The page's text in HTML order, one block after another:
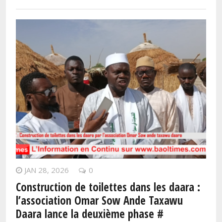
JAN 28, 2026 0
Construction de toilettes dans les daara :
l’association Omar Sow Ande Taxawu
Daara lance la deuxième phase #